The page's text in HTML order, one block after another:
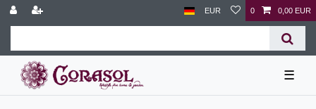
EUR 0 0,00 EUR
☰